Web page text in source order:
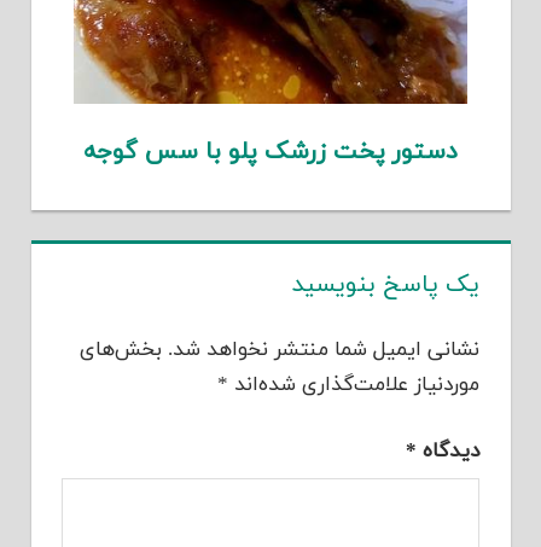
دستور پخت زرشک پلو با سس گوجه
یک پاسخ بنویسید
نشانی ایمیل شما منتشر نخواهد شد. بخش‌های
موردنیاز علامت‌گذاری شده‌اند *
دیدگاه *